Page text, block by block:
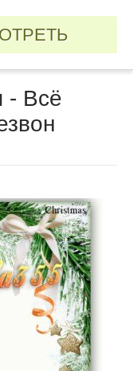
- Всё